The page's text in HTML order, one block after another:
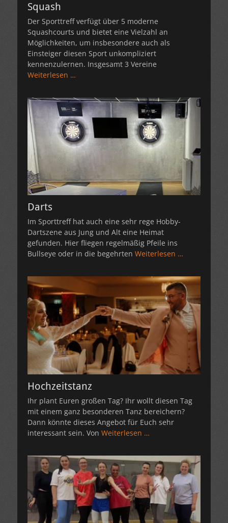
Squash
Der Sporttreff verfügt über 5 moderne
Squashcourts und bietet eine Vielzahl an
Möglichkeiten, um insbesondere auch als
Einsteiger diesen Sport unkompliziert
kennenzulernen. Insgesamt 3 Vereine
Weiterlesen …
Darts
Im Sporttreff hat auch eine sehr rege Hobby-
Dartszene aus Jung und Alt eine Heimat
gefunden. Hier fliegen regelmäßig Pfeile ins
Bullseye oder in die begehrten Weiterlesen …
Hochzeitstanz
Ihr plant Euren großen Tag? Ihr wollt diesen Tag
mit einem ganz besonderen Tanz bereichern?
Dann könnte dieses Angebot für Euch sehr
interessant sein. Von Weiterlesen …